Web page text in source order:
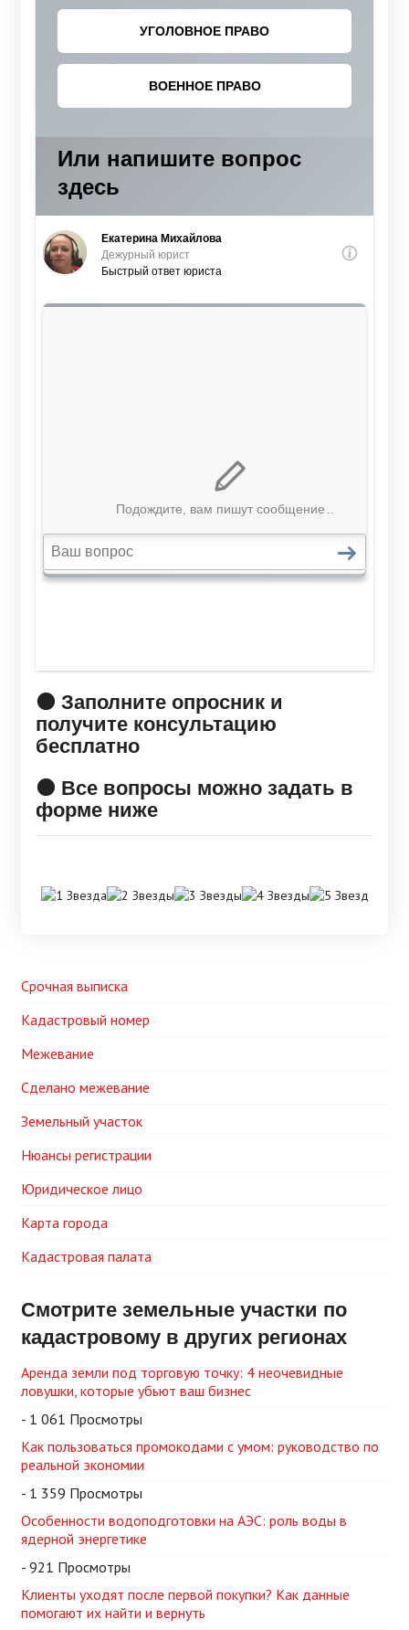
🟠 Заполните опросник и
получите консультацию
бесплатно
🟠 Все вопросы можно задать в
форме ниже
Срочная выписка
Кадастровый номер
Межевание
Сделано межевание
Земельный участок
Нюансы регистрации
Юридическое лицо
Карта города
Кадастровая палата
Смотрите земельные участки по
кадастровому в других регионах
Аренда земли под торговую точку: 4 неочевидные
ловушки, которые убьют ваш бизнес
- 1 061 Просмотры
Как пользоваться промокодами с умом: руководство по
реальной экономии
- 1 359 Просмотры
Особенности водоподготовки на АЭС: роль воды в
ядерной энергетике
- 921 Просмотры
Клиенты уходят после первой покупки? Как данные
помогают их найти и вернуть